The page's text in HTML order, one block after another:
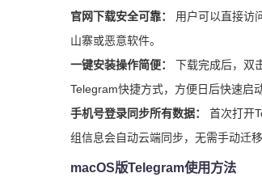
官网下载安全可靠：
用户可以直接访
山寨或恶意软件。
一键安装操作简便：
下载完成后，双
Telegram快捷方式，方便日后快速启动
手机号登录同步所有数据：
首次打开
组信息会自动云端同步，无需手动迁
macOS版Telegram使用方法